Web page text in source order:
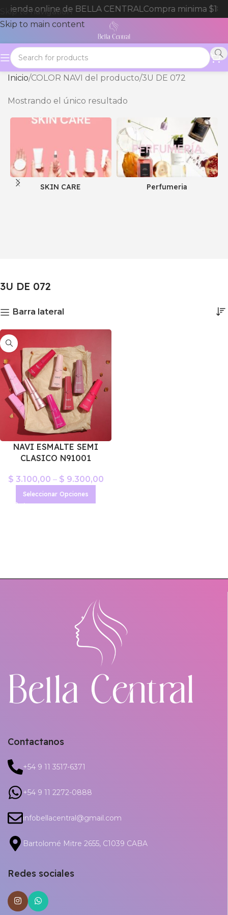
Skip to navigation
Skip to main content
tienda online de BELLA CENTRALCompra minima
Inicio COLOR NAVI del producto 3U DE 072
Mostrando el único resultado
SKIN CARE Perfumeria
3U DE 072
Barra lateral
NAVI ESMALTE SEMI
CLASICO N91001
$ 3.100,00 – $ 9.300,00
Seleccionar Opciones
Contactanos
+54 9 11 3517-6371
+54 9 11 2272-0888
infobellacentral@gmail.com
Bartolomé Mitre 2655, C1039 CABA
Redes sociales